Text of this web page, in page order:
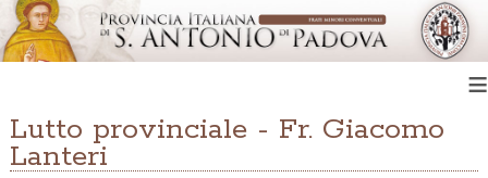
≡
Lutto provinciale - Fr. Giacomo
Lanteri